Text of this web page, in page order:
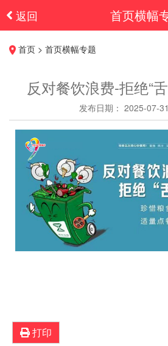
返回 首页横幅
首页 > 首页横幅专题
反对餐饮浪费-拒绝“
发布日期： 2025-07-
打印